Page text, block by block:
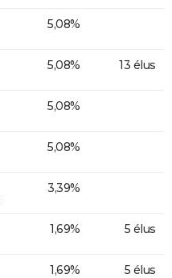
5,08%
5,08% 13 élus
5,08%
5,08%
3,39%
1,69% 5 élus
1,69% 5 élus